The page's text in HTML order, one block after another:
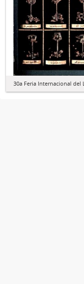
30a Feria Internacional del